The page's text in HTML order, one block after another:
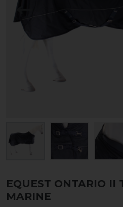
EQUEST ONTARIO II
MARINE